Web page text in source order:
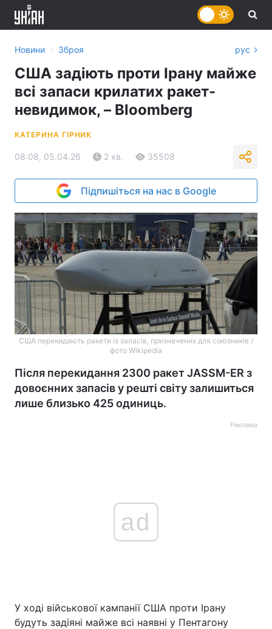
Україна Політика
Новини › Зброя рус
США задіють проти Ірану майже
всі запаси крилатих ракет-
невидимок, – Bloomberg
КАТЕРИНА ГІРНИК
08:08, 05.04.26 2 хв. 35508
Підпишіться на нас в Google
США перекидають ракети із запасів, призначених для союзників /
фото Wikipedia
Після перекидання 2300 ракет JASSM-ER з
довоєнних запасів у решті світу залишиться
лише близько 425 одиниць.
Реклама
ad
У ході військової кампанії США проти Ірану
будуть задіяні майже всі наявні у Пентагону